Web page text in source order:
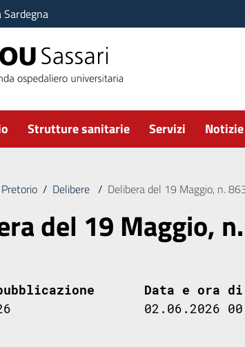
Strutture sanitarie Servizi Notizie
/ Delibere / Delibera del 19 Maggio, n.
del 19 Maggio,
Data e ora di
02.06.2026